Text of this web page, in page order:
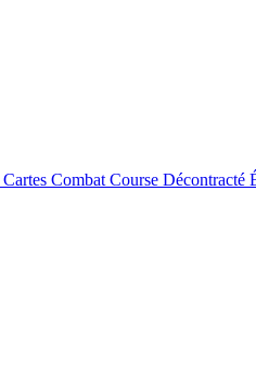
Cartes Combat Course Décontracté